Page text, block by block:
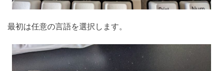
最初は任意の言語を選択します。